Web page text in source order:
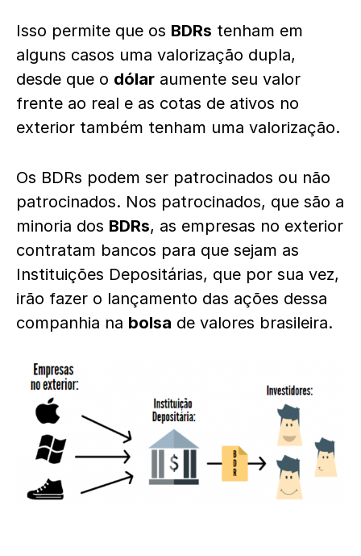
Isso permite que os BDRs tenham em
alguns casos uma valorização dupla,
desde que o dólar aumente seu valor
frente ao real e as cotas de ativos no
exterior também tenham uma valorização.
Os BDRs podem ser patrocinados ou não
patrocinados. Nos patrocinados, que são a
minoria dos BDRs, as empresas no exterior
contratam bancos para que sejam as
Instituições Depositárias, que por sua vez,
irão fazer o lançamento das ações dessa
companhia na bolsa de valores brasileira.